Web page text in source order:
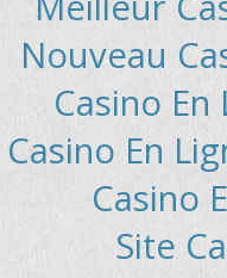
Nouveau
Casino
Casino En
Casino
Site